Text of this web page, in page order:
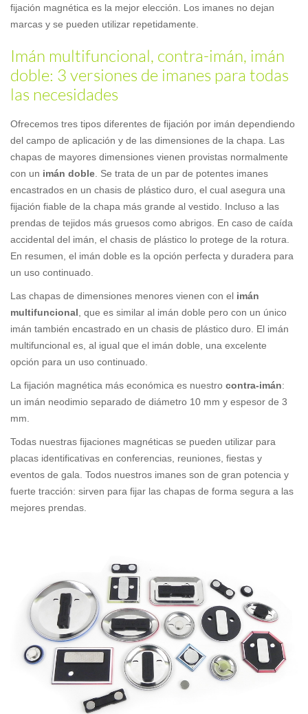
fijación magnética es la mejor elección. Los imanes no dejan
marcas y se pueden utilizar repetidamente.
Imán multifuncional, contra-imán, imán
doble: 3 versiones de imanes para todas
las necesidades
Ofrecemos tres tipos diferentes de fijación por imán dependiendo
del campo de aplicación y de las dimensiones de la chapa. Las
chapas de mayores dimensiones vienen provistas normalmente
con un imán doble . Se trata de un par de potentes imanes
encastrados en un chasis de plástico duro, el cual asegura una
fijación fiable de la chapa más grande al vestido. Incluso a las
prendas de tejidos más gruesos como abrigos. En caso de caída
accidental del imán, el chasis de plástico lo protege de la rotura.
En resumen, el imán doble es la opción perfecta y duradera para
un uso continuado.
Las chapas de dimensiones menores vienen con el imán
multifuncional , que es similar al imán doble pero con un único
imán también encastrado en un chasis de plástico duro. El imán
multifuncional es, al igual que el imán doble, una excelente
opción para un uso continuado.
La fijación magnética más económica es nuestro contra-imán:
un imán neodimio separado de diámetro 10 mm y espesor de 3
mm.
Todas nuestras fijaciones magnéticas se pueden utilizar para
placas identificativas en conferencias, reuniones, fiestas y
eventos de gala. Todos nuestros imanes son de gran potencia y
fuerte tracción: sirven para fijar las chapas de forma segura a las
mejores prendas.